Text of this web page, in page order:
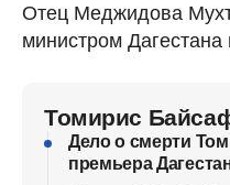
Отец Меджидова
министром
Томирис
Дело о смерти
премьера